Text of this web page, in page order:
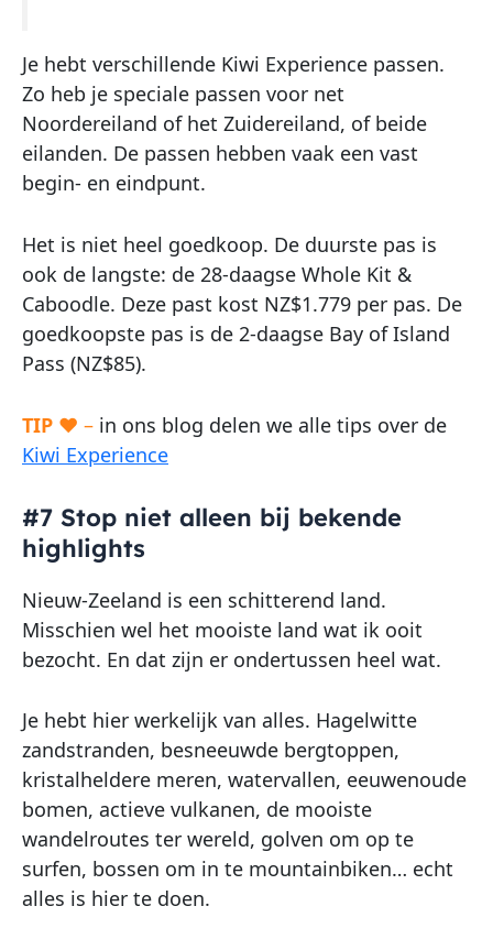
Je hebt verschillende Kiwi Experience passen.
Zo heb je speciale passen voor net
Noordereiland of het Zuidereiland, of beide
eilanden. De passen hebben vaak een vast
begin- en eindpunt.
Het is niet heel goedkoop. De duurste pas is
ook de langste: de 28-daagse Whole Kit &
Caboodle. Deze past kost NZ$1.779 per pas. De
goedkoopste pas is de 2-daagse Bay of Island
Pass (NZ$85).
TIP ♥ – in ons blog delen we alle tips over de
Kiwi Experience
#7 Stop niet alleen bij bekende
highlights
Nieuw-Zeeland is een schitterend land.
Misschien wel het mooiste land wat ik ooit
bezocht. En dat zijn er ondertussen heel wat.
Je hebt hier werkelijk van alles. Hagelwitte
zandstranden, besneeuwde bergtoppen,
kristalheldere meren, watervallen, eeuwenoude
bomen, actieve vulkanen, de mooiste
wandelroutes ter wereld, golven om op te
surfen, bossen om in te mountainbiken… echt
alles is hier te doen.